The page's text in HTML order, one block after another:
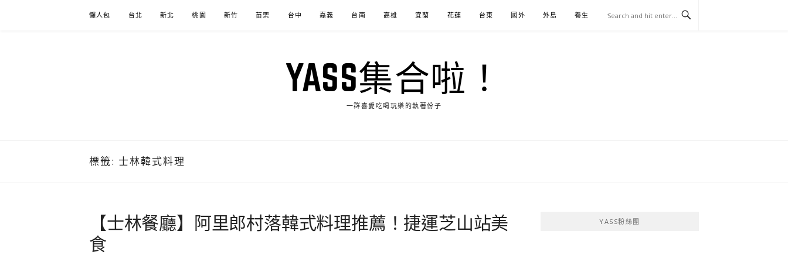
懶人包 台北 新北 桃園 新竹 苗栗 台中 嘉義 台南 高雄 宜蘭 花蓮 台東 國外 外島 養生 伴手禮
YASS集合啦！
一群喜愛吃喝玩樂的執著份子
標籤: 士林韓式料理
【士林餐廳】阿里郎村落韓式料理推薦！捷運芝山站美
食
YASS粉絲團